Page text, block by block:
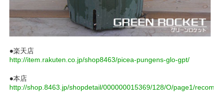
●楽天店
http://item.rakuten.co.jp/shop8463/picea-pungens-glo-gpt/
●本店
http://shop.8463.jp/shopdetail/000000015369/128/O/page1/